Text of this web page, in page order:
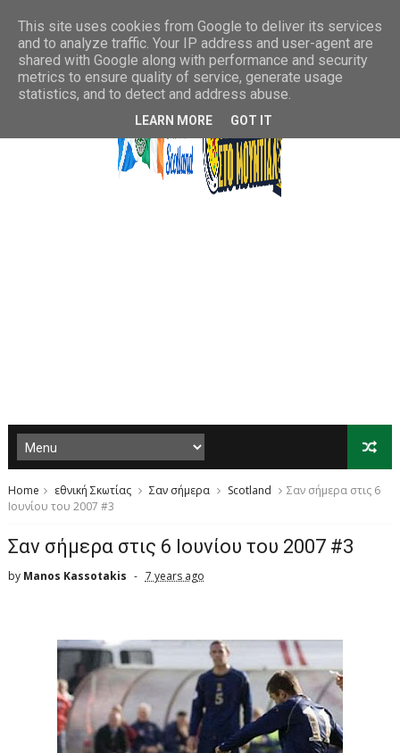
Home εθνική Σκωτίας Σαν σήμερα Scotland
Σαν σήμερα στις 6
Ιουνίου του 2007 #3
Σαν σήμερα στις 6 Ιουνίου του 2007 #3
by Manos Kassotakis 7 years ago
This site uses cookies from Google to deliver its services
and to analyze traffic. Your IP address and user-agent are
shared with Google along with performance and security
metrics to ensure quality of service, generate usage
statistics, and to detect and address abuse.
LEARN MORE GOT IT